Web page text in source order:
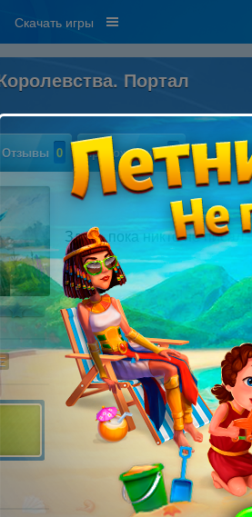
Скачать игры
Портал
Отзывы 0 Прохождение 0
Здесь пока никто не писал